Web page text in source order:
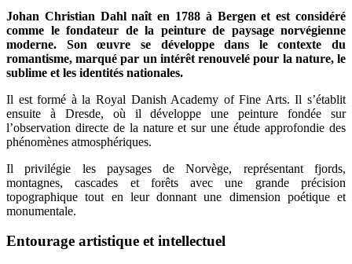
Johan Christian Dahl naît en 1788 à Bergen et est considéré
comme le fondateur de la peinture de paysage norvégienne
moderne. Son œuvre se développe dans le contexte du
romantisme, marqué par un intérêt renouvelé pour la nature, le
sublime et les identités nationales.
Il est formé à la Royal Danish Academy of Fine Arts. Il s’établit
ensuite à Dresde, où il développe une peinture fondée sur
l’observation directe de la nature et sur une étude approfondie des
phénomènes atmosphériques.
Il privilégie les paysages de Norvège, représentant fjords,
montagnes, cascades et forêts avec une grande précision
topographique tout en leur donnant une dimension poétique et
monumentale.
Entourage artistique et intellectuel